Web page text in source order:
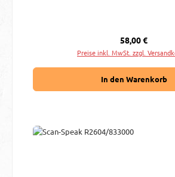
Regulärer Preis:
58,00 €
Preise inkl. MwSt. zzgl.
In den Warenkorb